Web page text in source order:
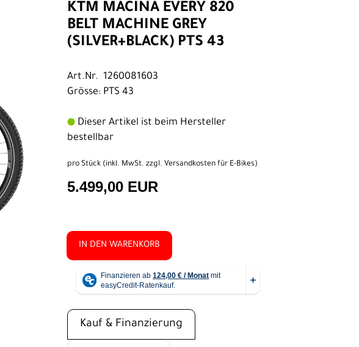
KTM MACINA EVERY 820
BELT MACHINE GREY
(SILVER+BLACK) PTS 43
Art.Nr. 1260081603
Grösse: PTS 43
Dieser Artikel ist beim Hersteller
bestellbar
pro Stück (inkl. MwSt. zzgl. Versandkosten für E-Bikes)
5.499,00 EUR
IN DEN WARENKORB
Kauf & Finanzierung